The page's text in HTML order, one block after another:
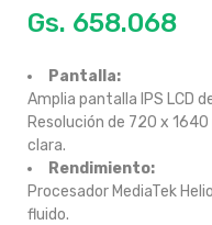
Gs.
Pantalla:
Amplia pantalla IPS LCD
Resolución de 720 x
clara.
Rendimiento:
Procesador MediaTek
fluido.